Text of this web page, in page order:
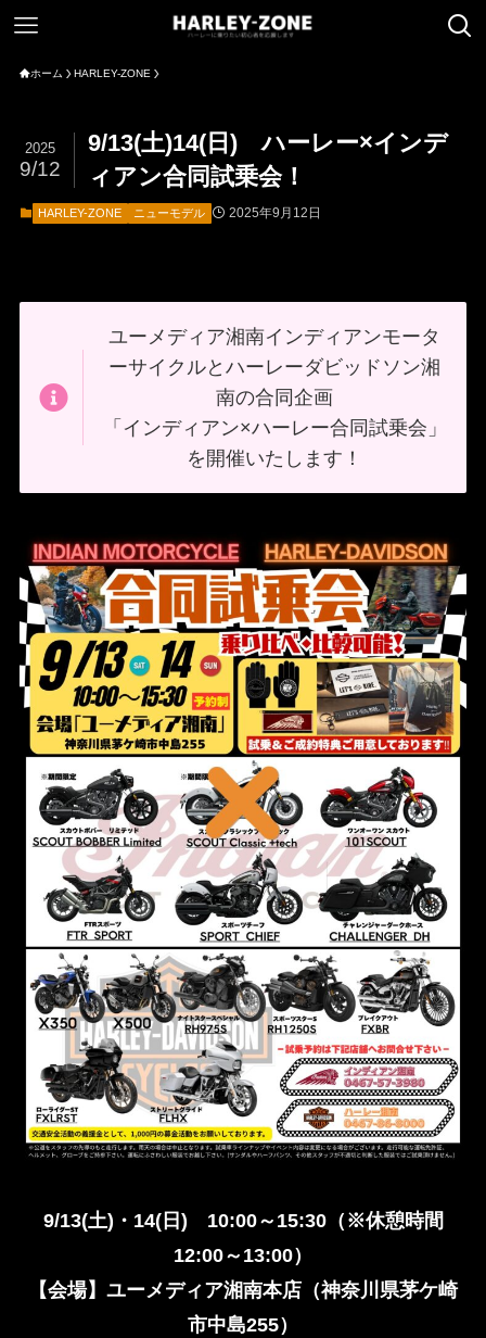
ホーム HARLEY-ZONE
9/13(土)14(日) ハーレー×インデ
ィアン合同試乗会！
2025
9/12
HARLEY-ZONE ニューモデル 2025年9月12日
ユーメディア湘南インディアンモータ
ーサイクルとハーレーダビッドソン湘
南の合同企画
「インディアン×ハーレー合同試乗会」
を開催いたします！
9/13(土)・14(日) 10:00～15:30（※休憩時間
12:00～13:00）
【会場】ユーメディア湘南本店（神奈川県茅ケ崎
市中島255）